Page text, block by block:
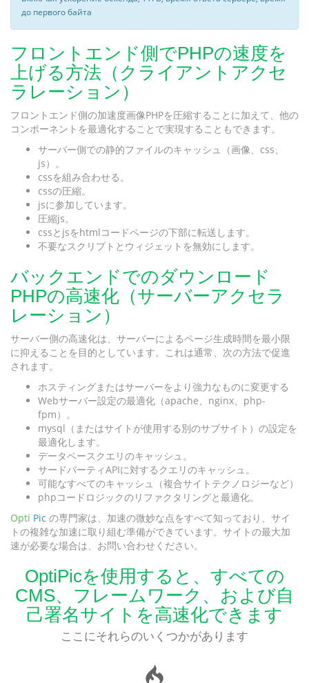
до первого байта
フロントエンド側でPHPの速度を
上げる方法（クライアントアクセ
ラレーション）
フロントエンド側の加速度画像PHPを圧縮することに加えて、他の
コンポーネントを最適化することで実現することもできます。
サーバー側での静的ファイルのキャッシュ（画像、css、
js）。
cssを組み合わせる。
cssの圧縮。
jsに参加しています。
圧縮js。
cssとjsをhtmlコードページの下部に転送します。
不要なスクリプトとウィジェットを無効にします。
バックエンドでのダウンロード
PHPの高速化（サーバーアクセラ
レーション）
サーバー側の高速化は、サーバーによるページ生成時間を最小限
に抑えることを目的としています。これは通常、次の方法で促進
されます。
ホスティングまたはサーバーをより強力なものに変更する
Webサーバー設定の最適化（apache、nginx、php-
fpm）。
mysql（またはサイトが使用する別のサブサイト）の設定を
最適化します。
データベースクエリのキャッシュ。
サードパーティAPIに対するクエリのキャッシュ。
可能なすべてのキャッシュ（複合サイトテクノロジーなど）
phpコードロジックのリファクタリングと最適化。
Opti Pic の専門家は、加速の微妙な点をすべて知っており、サイ
トの複雑な加速に取り組む準備ができています。サイトの最大加
速が必要な場合は、お問い合わせください。
OptiPicを使用すると、すべての
CMS、フレームワーク、および自
己署名サイトを高速化できます
ここにそれらのいくつかがあります